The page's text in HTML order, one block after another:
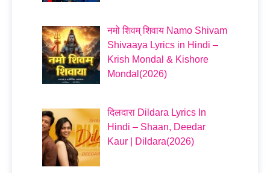
नमो शिवम् शिवाय Namo Shivam
Shivaaya Lyrics in Hindi –
Krish Mondal & Kishore
Mondal(2026)
दिलदारा Dildara Lyrics In
Hindi – Shaan, Deedar
Kaur | Dildara(2026)